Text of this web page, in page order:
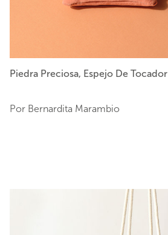
Piedra Preciosa, Espejo De Tocador
Por Bernardita Marambio